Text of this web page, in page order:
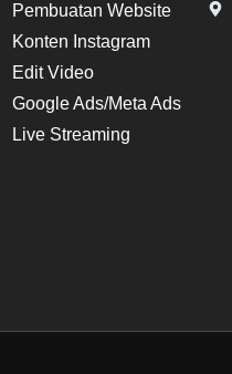
Pembuatan Website
Konten Instagram
Edit Video
Google Ads/Meta Ads
Live Streaming